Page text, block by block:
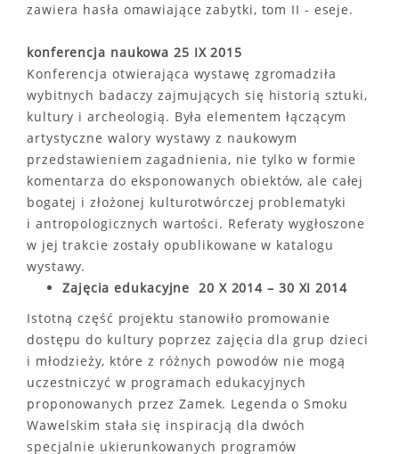
zawiera hasła omawiające zabytki, tom II - eseje.
konferencja naukowa 25 IX 2015
Konferencja otwierająca wystawę zgromadziła
wybitnych badaczy zajmujących się historią sztuki,
kultury i archeologią. Była elementem łączącym
artystyczne walory wystawy z naukowym
przedstawieniem zagadnienia, nie tylko w formie
komentarza do eksponowanych obiektów, ale całej
bogatej i złożonej kulturotwórczej problematyki
i antropologicznych wartości. Referaty wygłoszone
w jej trakcie zostały opublikowane w katalogu
wystawy.
Zajęcia edukacyjne 20 X 2014 – 30 XI 2014
Istotną część projektu stanowiło promowanie
dostępu do kultury poprzez zajęcia dla grup dzieci
i młodzieży, które z różnych powodów nie mogą
uczestniczyć w programach edukacyjnych
proponowanych przez Zamek. Legenda o Smoku
Wawelskim stała się inspiracją dla dwóch
specjalnie ukierunkowanych programów